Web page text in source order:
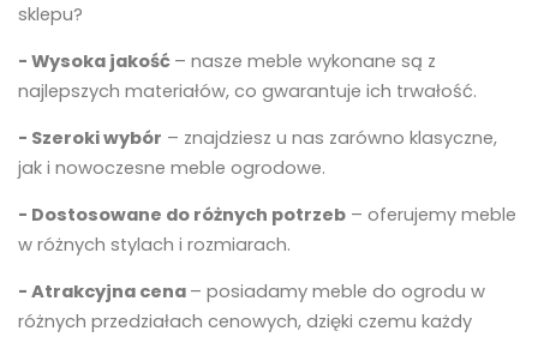
sklepu?
- Wysoka jakość – nasze meble wykonane są z
najlepszych materiałów, co gwarantuje ich trwałość.
- Szeroki wybór – znajdziesz u nas zarówno klasyczne,
jak i nowoczesne meble ogrodowe.
- Dostosowane do różnych potrzeb – oferujemy meble
w różnych stylach i rozmiarach.
- Atrakcyjna cena – posiadamy meble do ogrodu w
różnych przedziałach cenowych, dzięki czemu każdy